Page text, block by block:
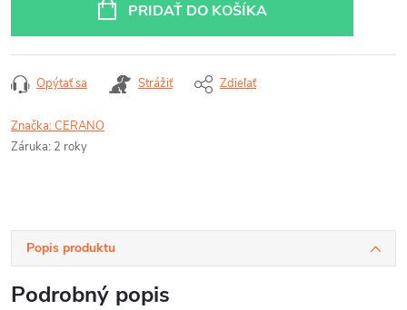
PRIDAŤ DO KOŠÍKA
Opýtať sa Strážiť Zdieľať
Značka:CERANO
Záruka: 2 roky
Popis produktu
Podrobný popis